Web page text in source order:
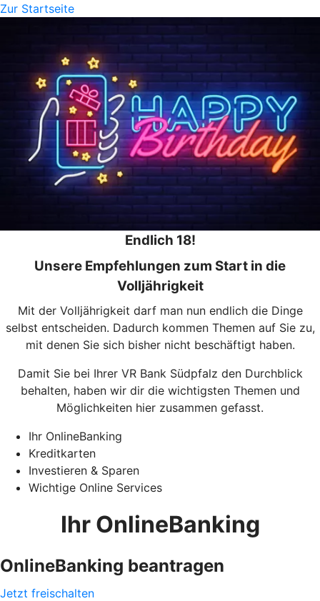
Zur Startseite
Endlich 18!
Unsere Empfehlungen zum Start in die
Volljährigkeit
Mit der Volljährigkeit darf man nun endlich die Dinge
selbst entscheiden. Dadurch kommen Themen auf Sie zu,
mit denen Sie sich bisher nicht beschäftigt haben.
Damit Sie bei Ihrer VR Bank Südpfalz den Durchblick
behalten, haben wir dir die wichtigsten Themen und
Möglichkeiten hier zusammen gefasst.
Ihr OnlineBanking
Kreditkarten
Investieren & Sparen
Wichtige Online Services
Ihr OnlineBanking
OnlineBanking beantragen
Jetzt freischalten